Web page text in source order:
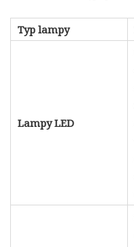
Typ lampy
Lampy LED